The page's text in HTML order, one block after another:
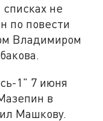
не
по повести
Владимиром
1" 7 июня
в
Машкову.